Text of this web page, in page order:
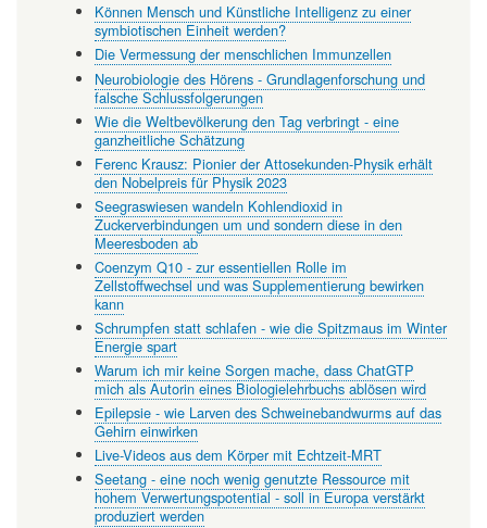
Können Mensch und Künstliche Intelligenz zu einer
symbiotischen Einheit werden?
Die Vermessung der menschlichen Immunzellen
Neurobiologie des Hörens - Grundlagenforschung und
falsche Schlussfolgerungen
Wie die Weltbevölkerung den Tag verbringt - eine
ganzheitliche Schätzung
Ferenc Krausz: Pionier der Attosekunden-Physik erhält
den Nobelpreis für Physik 2023
Seegraswiesen wandeln Kohlendioxid in
Zuckerverbindungen um und sondern diese in den
Meeresboden ab
Coenzym Q10 - zur essentiellen Rolle im
Zellstoffwechsel und was Supplementierung bewirken
kann
Schrumpfen statt schlafen - wie die Spitzmaus im Winter
Energie spart
Warum ich mir keine Sorgen mache, dass ChatGTP
mich als Autorin eines Biologielehrbuchs ablösen wird
Epilepsie - wie Larven des Schweinebandwurms auf das
Gehirn einwirken
Live-Videos aus dem Körper mit Echtzeit-MRT
Seetang - eine noch wenig genutzte Ressource mit
hohem Verwertungspotential - soll in Europa verstärkt
produziert werden